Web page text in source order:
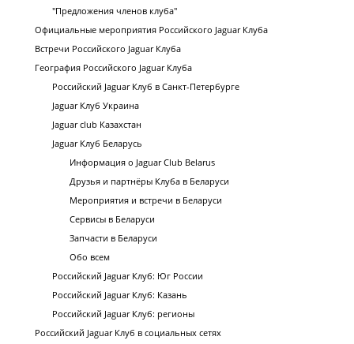
"Предложения членов клуба"
Официальные мероприятия Российского Jaguar Клуба
Встречи Российского Jaguar Клуба
География Российского Jaguar Клуба
Российский Jaguar Клуб в Санкт-Петербурге
Jaguar Клуб Украина
Jaguar club Казахстан
Jaguar Клуб Беларусь
Информация о Jaguar Club Belarus
Друзья и партнёры Клуба в Беларуси
Мероприятия и встречи в Беларуси
Сервисы в Беларуси
Запчасти в Беларуси
Обо всем
Российский Jaguar Клуб: Юг России
Российский Jaguar Клуб: Казань
Российский Jaguar Клуб: регионы
Российский Jaguar Клуб в социальных сетях